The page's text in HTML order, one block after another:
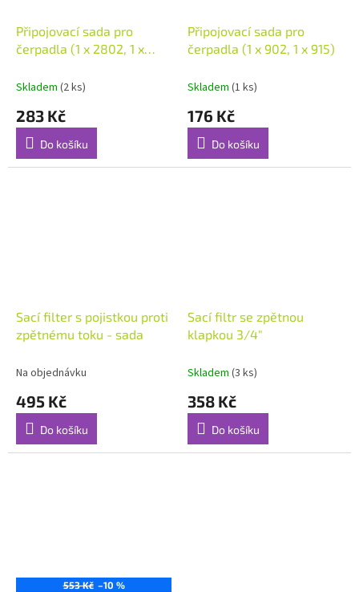
Připojovací sada pro
čerpadla (1 x 2802, 1 x
Skladem (2 ks)
283 Kč
Do košíku
Připojovací sada pro
čerpadla (1 x 902, 1 x 915)
Skladem (1 ks)
176 Kč
Do košíku
Sací filter s pojistkou proti
zpětnému toku - sada
Na objednávku
495 Kč
Do košíku
Sací filtr se zpětnou
klapkou 3/4"
Skladem (3 ks)
358 Kč
Do košíku
553 Kč –10 %